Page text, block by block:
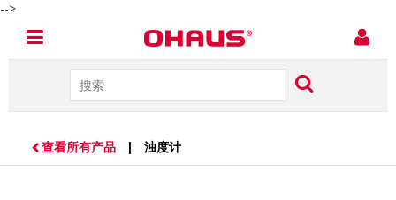
-->
查看所有产品 | 浊度计